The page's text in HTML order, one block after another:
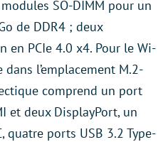
SO-DIMM pour un
de DDR4 ; deux
en PCIe 4.0 x4. Pour le Wi-
l’emplacement M.2-
comprend un port
et deux DisplayPort, un
quatre ports USB 3.2 Type-